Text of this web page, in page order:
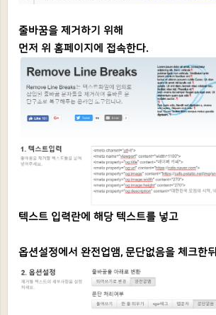
줄바꿈을 제거하기 위해
먼저 위 홈페이지에 접속한다.
텍스트 입력란에 해당 텍스트를 넣고
옵션설정에서 완전업앰, 문단없음을 체크한뒤